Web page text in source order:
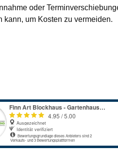
oder
kann, um Kosten zu vermeiden.